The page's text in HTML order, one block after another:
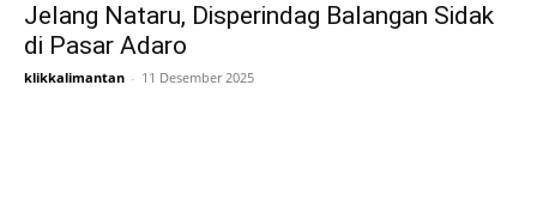
Jelang Nataru, Disperindag Balangan Sidak
di Pasar Adaro
klikkalimantan - 11 Desember 2025